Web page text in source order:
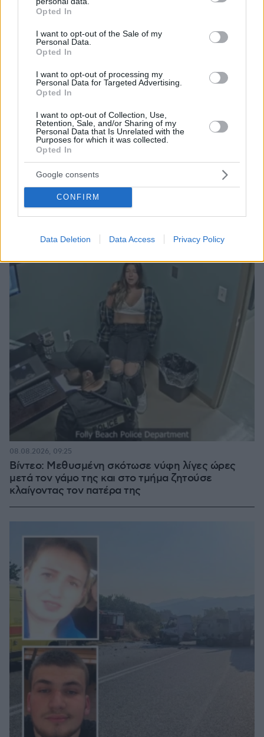
grant or deny consent to Google and its third-party tags to
use your data for below specified purposes in below Google
consent section.
Opted In
I want to opt-out of the Sale of my
Personal Data.
Opted In
I want to opt-out of processing my
Personal Data for Targeted Advertising.
Opted In
I want to opt-out of Collection, Use,
Retention, Sale, and/or Sharing of my
Personal Data that Is Unrelated with the
Purposes for which it was collected.
Opted In
Google consents
CONFIRM
Data Deletion Data Access Privacy Policy
Το «σκουλήκι του διαβόλου» που ζει 1,3 χιλιόμετρα
κάτω από τη Γη και αλλάζει όσα γνωρίζαμε για τη
ζωή: «Οι άνθρωποι δεν κυβερνάμε τον κόσμο»
08.08.2026, 08:57
Βίντεο: Μεθυσμένη σκότωσε νύφη λίγες ώρες
μετά τον γάμο της και στο τμήμα ζητούσε
κλαίγοντας τον πατέρα της
08.08.2026, 09:25